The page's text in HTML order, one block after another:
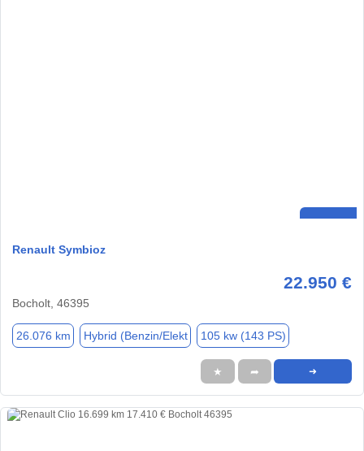
Renault Symbioz
22.950 €
Bocholt, 46395
26.076 km Hybrid (Benzin/Elekt 105 kw (143 PS)
★ ➦ ➜